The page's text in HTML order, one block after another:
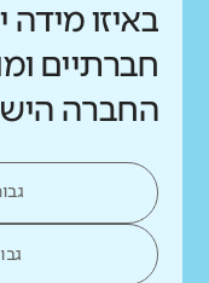
באיזו מידה
חברתיים
החברה